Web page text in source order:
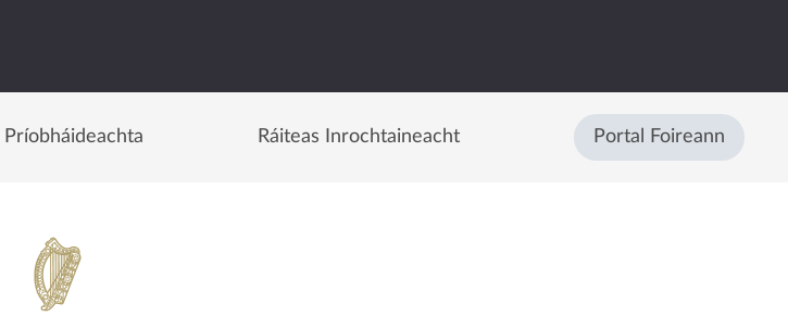
Príobháideachta Ráiteas Inrochtaineacht Portal Foireann